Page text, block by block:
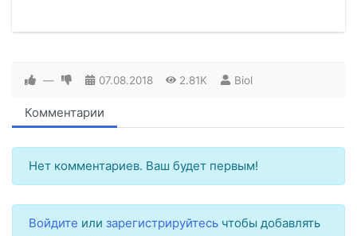
— 07.08.2018 2.81K Biol
Комментарии
Нет комментариев. Ваш будет первым!
Войдите или зарегистрируйтесь чтобы добавлять